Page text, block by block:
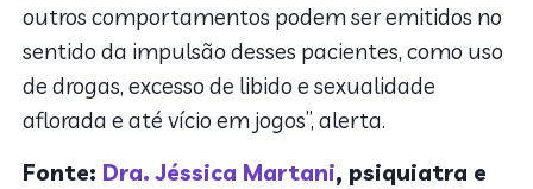
outros comportamentos podem ser emitidos no
sentido da impulsão desses pacientes, como uso
de drogas, excesso de libido e sexualidade
aflorada e até vício em jogos”, alerta.
Fonte: Dra. Jéssica Martani, psiquiatra e